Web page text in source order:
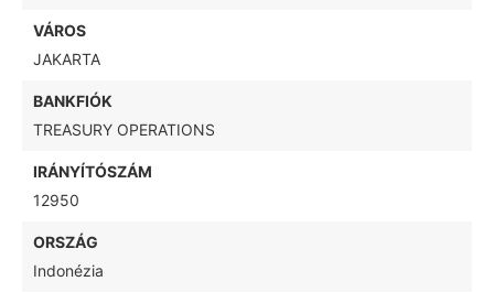
VÁROS
JAKARTA
BANKFIÓK
TREASURY OPERATIONS
IRÁNYÍTÓSZÁM
12950
ORSZÁG
Indonézia